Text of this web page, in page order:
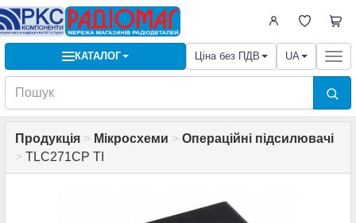
КАТАЛОГ Ціна без ПДВ UA
Продукція > Мікросхеми > Операційні підсилювачі
> TLC271CP TI